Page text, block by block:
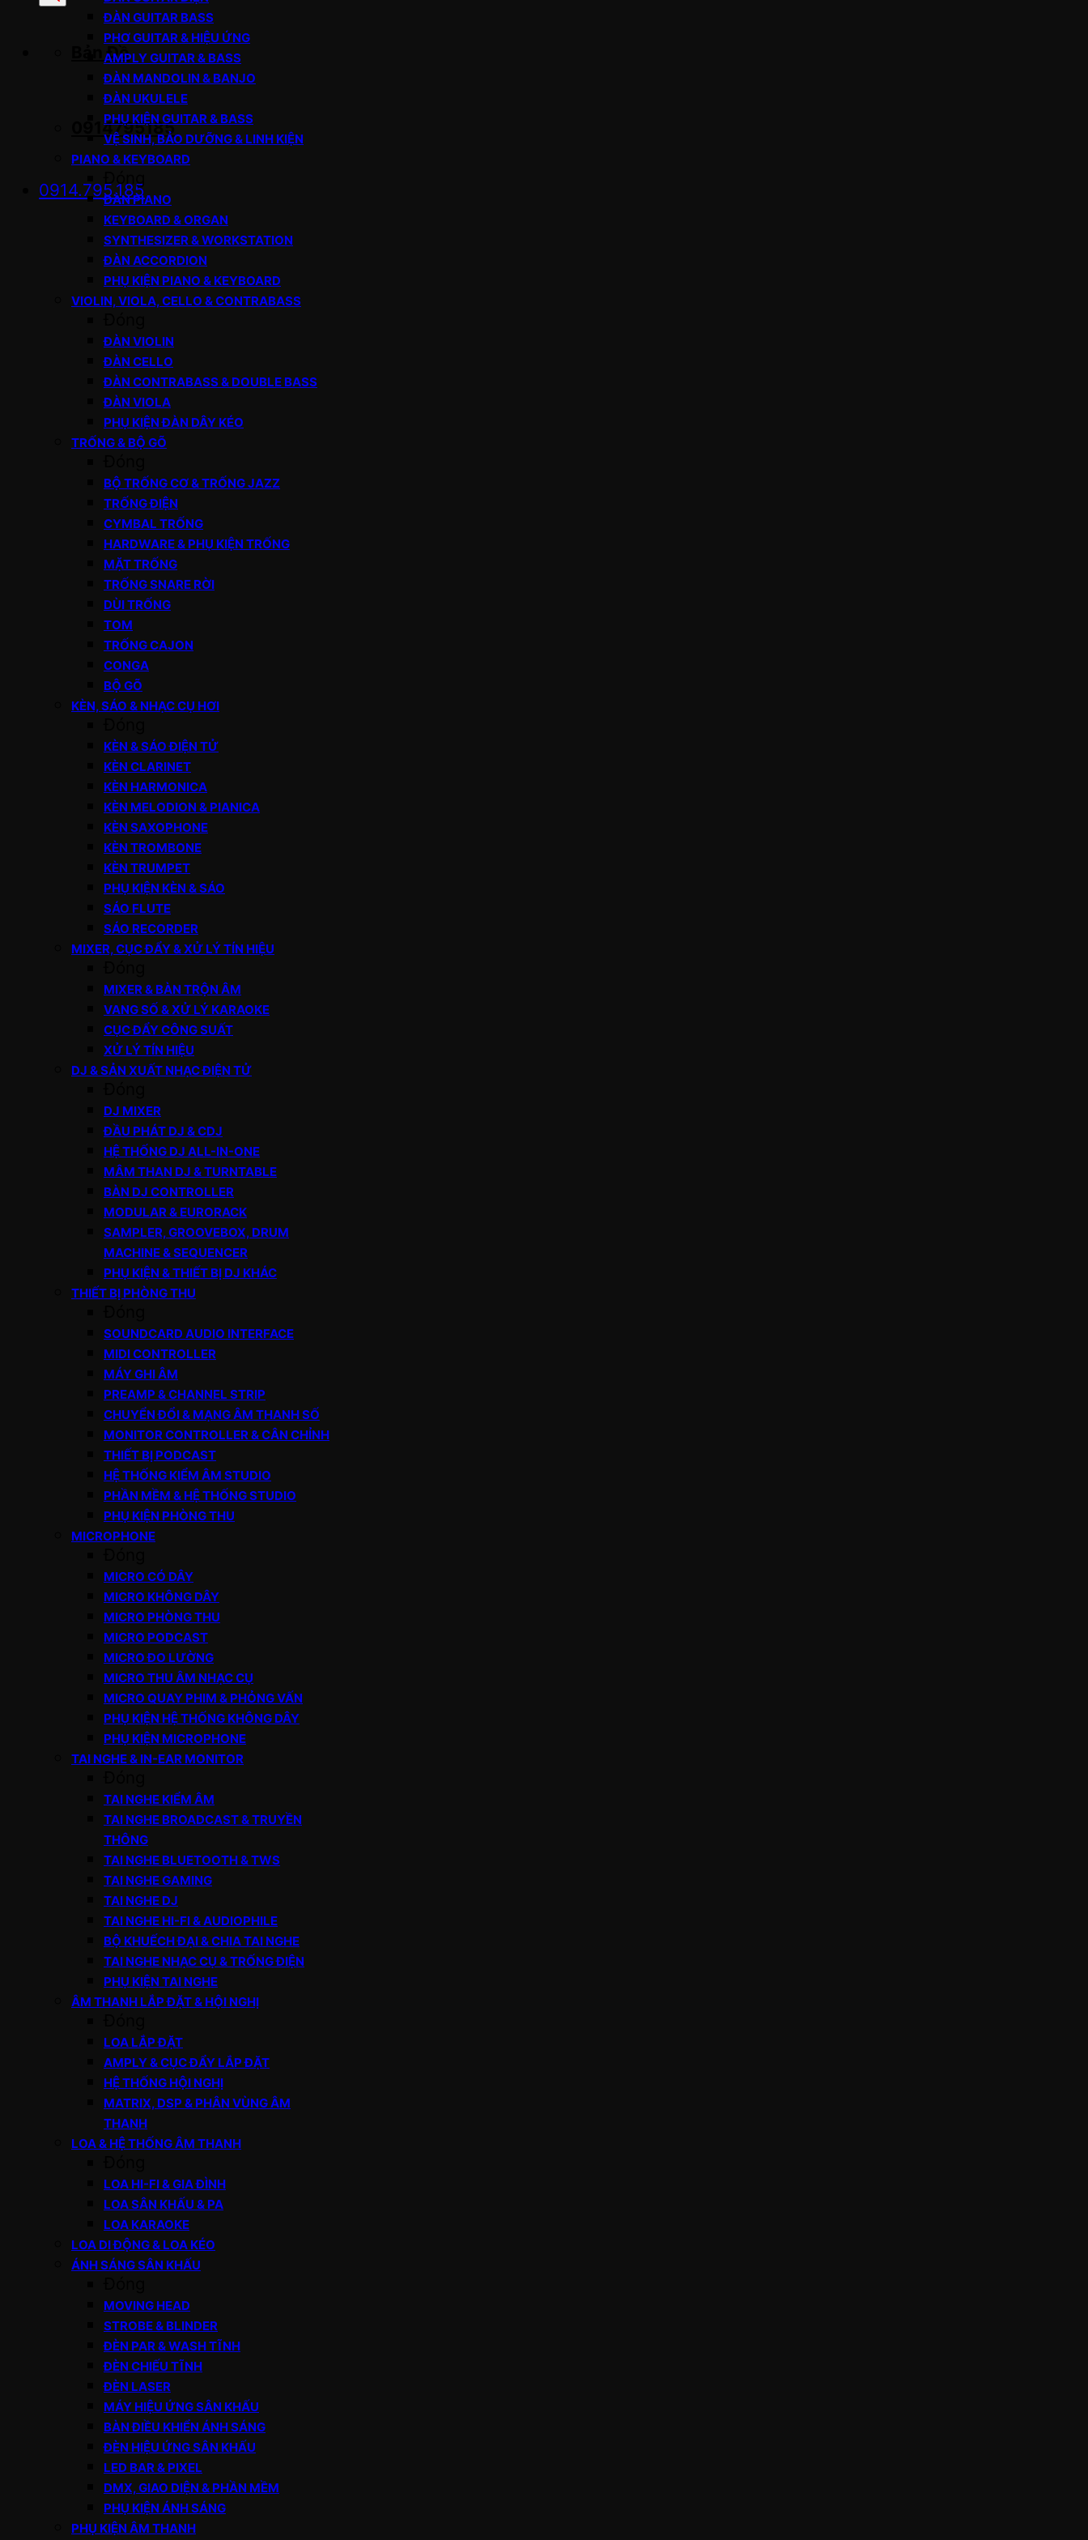
Bản Đồ
0914795185
0914.795.185
ĐÀN GUITAR BASS
PHƠ GUITAR & HIỆU ỨNG
AMPLY GUITAR & BASS
ĐÀN MANDOLIN & BANJO
ĐÀN UKULELE
PHỤ KIỆN GUITAR & BASS
VỆ SINH, BẢO DƯỠNG & LINH KIỆN
PIANO & KEYBOARD
ĐÀN PIANO
KEYBOARD & ORGAN
SYNTHESIZER & WORKSTATION
ĐÀN ACCORDION
PHỤ KIỆN PIANO & KEYBOARD
VIOLIN, VIOLA, CELLO & CONTRABASS
ĐÀN VIOLIN
ĐÀN CELLO
ĐÀN CONTRABASS & DOUBLE BASS
ĐÀN VIOLA
PHỤ KIỆN ĐÀN DÂY KÉO
TRỐNG & BỘ GÕ
BỘ TRỐNG CƠ & TRỐNG JAZZ
TRỐNG ĐIỆN
CYMBAL TRỐNG
HARDWARE & PHỤ KIỆN TRỐNG
MẶT TRỐNG
TRỐNG SNARE RỜI
DÙI TRỐNG
TOM
TRỐNG CAJON
CONGA
BỘ GÕ
KÈN, SÁO & NHẠC CỤ HƠI
KÈN & SÁO ĐIỆN TỬ
KÈN CLARINET
KÈN HARMONICA
KÈN MELODION & PIANICA
KÈN SAXOPHONE
KÈN TROMBONE
KÈN TRUMPET
PHỤ KIỆN KÈN & SÁO
SÁO FLUTE
SÁO RECORDER
MIXER, CỤC ĐẨY & XỬ LÝ TÍN HIỆU
MIXER & BÀN TRỘN ÂM
VANG SỐ & XỬ LÝ KARAOKE
CỤC ĐẨY CÔNG SUẤT
XỬ LÝ TÍN HIỆU
DJ & SẢN XUẤT NHẠC ĐIỆN TỬ
DJ MIXER
ĐẦU PHÁT DJ & CDJ
HỆ THỐNG DJ ALL-IN-ONE
MÂM THAN DJ & TURNTABLE
BÀN DJ CONTROLLER
MODULAR & EURORACK
SAMPLER, GROOVEBOX, DRUM
MACHINE & SEQUENCER
PHỤ KIỆN & THIẾT BỊ DJ KHÁC
THIẾT BỊ PHÒNG THU
SOUNDCARD AUDIO INTERFACE
MIDI CONTROLLER
MÁY GHI ÂM
PREAMP & CHANNEL STRIP
CHUYỂN ĐỔI & MẠNG ÂM THANH SỐ
MONITOR CONTROLLER & CÂN CHỈNH
THIẾT BỊ PODCAST
HỆ THỐNG KIỂM ÂM STUDIO
PHẦN MỀM & HỆ THỐNG STUDIO
PHỤ KIỆN PHÒNG THU
MICROPHONE
MICRO CÓ DÂY
MICRO KHÔNG DÂY
MICRO PHÒNG THU
MICRO PODCAST
MICRO ĐO LƯỜNG
MICRO THU ÂM NHẠC CỤ
MICRO QUAY PHIM & PHỎNG VẤN
PHỤ KIỆN HỆ THỐNG KHÔNG DÂY
PHỤ KIỆN MICROPHONE
TAI NGHE & IN-EAR MONITOR
TAI NGHE KIỂM ÂM
TAI NGHE BROADCAST & TRUYỀN
THÔNG
TAI NGHE BLUETOOTH & TWS
TAI NGHE GAMING
TAI NGHE DJ
TAI NGHE HI-FI & AUDIOPHILE
BỘ KHUẾCH ĐẠI & CHIA TAI NGHE
TAI NGHE NHẠC CỤ & TRỐNG ĐIỆN
PHỤ KIỆN TAI NGHE
ÂM THANH LẮP ĐẶT & HỘI NGHỊ
LOA LẮP ĐẶT
AMPLY & CỤC ĐẨY LẮP ĐẶT
HỆ THỐNG HỘI NGHỊ
MATRIX, DSP & PHÂN VÙNG ÂM
THANH
LOA & HỆ THỐNG ÂM THANH
LOA HI-FI & GIA ĐÌNH
LOA SÂN KHẤU & PA
LOA KARAOKE
LOA DI ĐỘNG & LOA KÉO
ÁNH SÁNG SÂN KHẤU
MOVING HEAD
STROBE & BLINDER
ĐÈN PAR & WASH TĨNH
ĐÈN CHIẾU TĨNH
ĐÈN LASER
MÁY HIỆU ỨNG SÂN KHẤU
BÀN ĐIỀU KHIỂN ÁNH SÁNG
ĐÈN HIỆU ỨNG SÂN KHẤU
LED BAR & PIXEL
DMX, GIAO DIỆN & PHẦN MỀM
PHỤ KIỆN ÁNH SÁNG
PHỤ KIỆN ÂM THANH